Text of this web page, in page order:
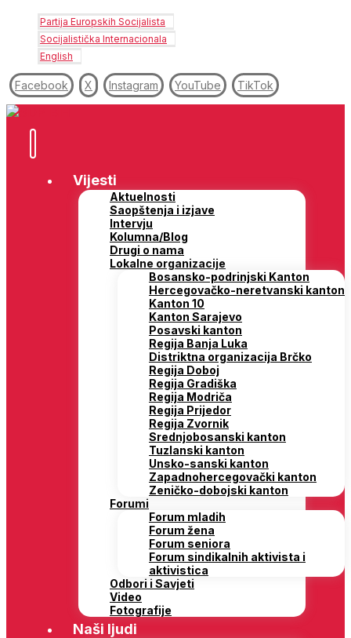
Partija Europskih Socijalista
Socijalistička Internacionala
English
Facebook X Instagram YouTube TikTok
Vijesti
Aktuelnosti
Saopštenja i izjave
Intervju
Kolumna/Blog
Drugi o nama
Lokalne organizacije
Bosansko-podrinjski Kanton
Hercegovačko-neretvanski kanton
Kanton 10
Kanton Sarajevo
Posavski kanton
Regija Banja Luka
Distriktna organizacija Brčko
Regija Doboj
Regija Gradiška
Regija Modriča
Regija Prijedor
Regija Zvornik
Srednjobosanski kanton
Tuzlanski kanton
Unsko-sanski kanton
Zapadnohercegovački kanton
Zeničko-dobojski kanton
Forumi
Forum mladih
Forum žena
Forum seniora
Forum sindikalnih aktivista i
aktivistica
Odbori i Savjeti
Video
Fotografije
Naši ljudi